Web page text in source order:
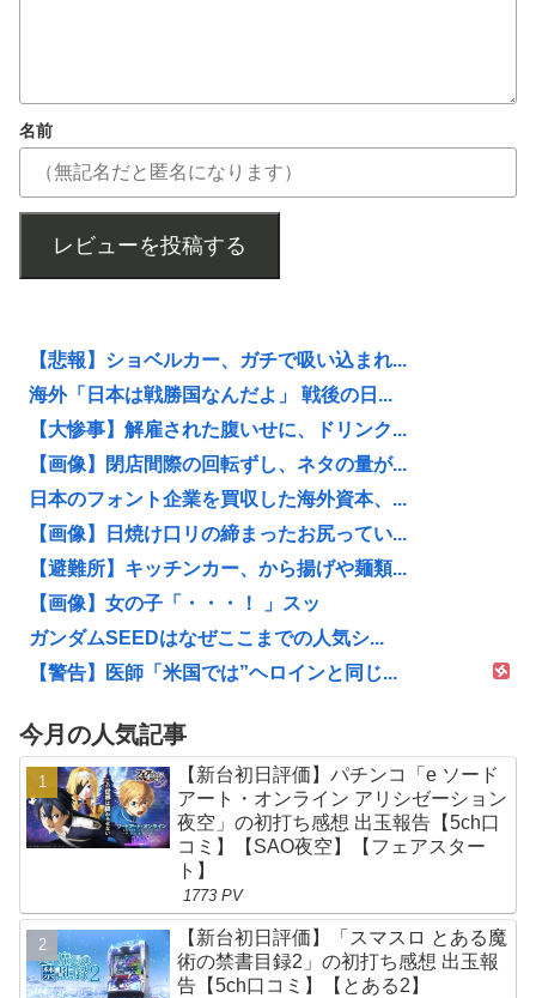
名前
レビューを投稿する
【悲報】ショベルカー、ガチで吸い込まれ...
海外「日本は戦勝国なんだよ」 戦後の日...
【大惨事】解雇された腹いせに、ドリンク...
【画像】閉店間際の回転ずし、ネタの量が...
日本のフォント企業を買収した海外資本、...
【画像】日焼け口リの締まったお尻ってい...
【避難所】キッチンカー、から揚げや麺類...
【画像】女の子「・・・！ 」スッ
ガンダムSEEDはなぜここまでの人気シ...
【警告】医師「米国では”ヘロインと同じ...
今月の人気記事
【新台初日評価】パチンコ「e ソード
アート・オンライン アリシゼーション
夜空」の初打ち感想 出玉報告【5ch口
コミ】【SAO夜空】【フェアスター
ト】
1773 PV
【新台初日評価】「スマスロ とある魔
術の禁書目録2」の初打ち感想 出玉報
告【5ch口コミ】【とある2】